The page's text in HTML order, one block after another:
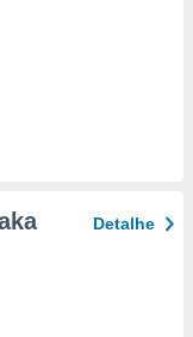
Detalhe